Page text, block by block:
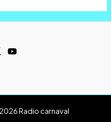
Radio carnaval